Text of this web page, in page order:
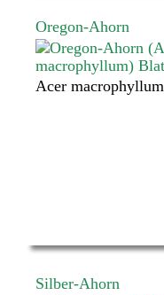
Oregon-Ahorn
Acer macrophyllum
Silber-Ahorn